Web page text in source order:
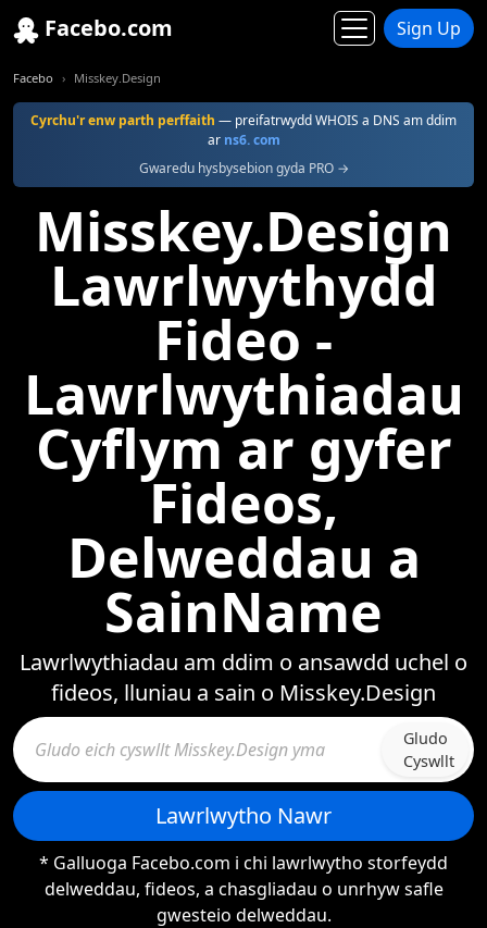
Facebo.com Sign Up
Facebo Misskey.Design
Cyrchu'r enw parth perffaith — preifatrwydd WHOIS a DNS am ddim
ar ns6. com
Gwaredu hysbysebion gyda PRO →
Misskey.Design
Lawrlwythydd
Fideo -
Lawrlwythiadau
Cyflym ar gyfer
Fideos,
Delweddau a
SainName
Lawrlwythiadau am ddim o ansawdd uchel o
fideos, lluniau a sain o Misskey.Design
Gludo
Cyswllt
Lawrlwytho Nawr
* Galluoga Facebo.com i chi lawrlwytho storfeydd
delweddau, fideos, a chasgliadau o unrhyw safle
gwesteio delweddau.